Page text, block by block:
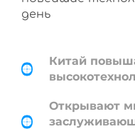
день
Китай
Открывают